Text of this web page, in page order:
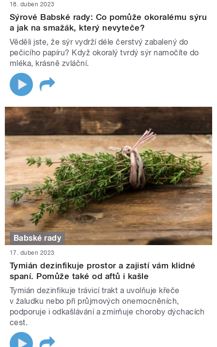
18. duben 2023
Sýrové Babské rady: Co pomůže okoralému sýru
a jak na smažák, který nevyteče?
Věděli jste, že sýr vydrží déle čerstvý zabalený do
pečicího papíru? Když okoralý tvrdý sýr namočíte do
mléka, krásně zvláční.
Babské rady
17. duben 2023
Tymián dezinfikuje prostor a zajistí vám klidné
spaní. Pomůže také od aftů i kašle
Tymián dezinfikuje trávicí trakt a uvolňuje křeče
v žaludku nebo při průjmových onemocněních,
podporuje i odkašlávání a zmírňuje choroby dýchacích
cest.